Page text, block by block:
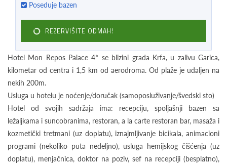
Poseduje bazen
REZERVIŠITE ODMAH!
Hotel Mon Repos Palace 4* se blizini grada Krfa, u zalivu Garica,
kilometar od centra i 1,5 km od aerodroma. Od plaže je udaljen na
nekih 200m.
Usluga u hotelu je noćenje/doručak (samoposluživanje/švedski sto)
Hotel od svojih sadržaja ima: recepciju, spoljašnji bazen sa
ležaljkama i suncobranima, restoran, a la carte restoran bar, masaža i
kozmetički tretmani (uz doplatu), iznajmljivanje bicikala, animacioni
programi (nekoliko puta nedeljno), usluga hemijskog čišćenja (uz
doplatu), menjačnica, doktor na poziv, sef na recepciji (besplatno),